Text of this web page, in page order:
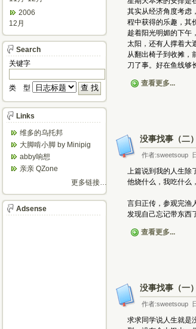
其实从经济角度考虑
程中获得的乐趣，其
趁着阳光明媚的下午
太阳，还有人撑着大
从翻出椅子到收摊，
刀了事。好在鱼线够
查看更多...
没事找事（二
作者:sweetsoup
上篇说到我的人生除
他烧什么，我吃什么
言归正传，参观完渔
发现自己忘记带东西
查看更多...
没事找事（一
作者:sweetsoup
求求同学说人生就是
2006
12月
Search
关键字
类 型
Links
维多的乌托邦
大脚啃小脚 by Minipig
abby响想
亲亲 QZone
更多链接…
Adsense